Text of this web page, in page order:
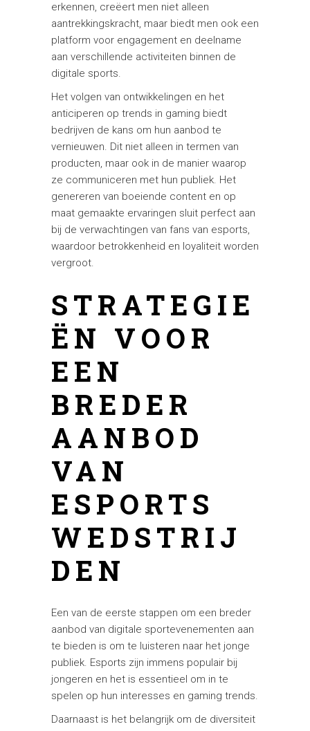
erkennen, creëert men niet alleen
aantrekkingskracht, maar biedt men ook een
platform voor engagement en deelname
aan verschillende activiteiten binnen de
digitale sports.
Het volgen van ontwikkelingen en het
anticiperen op trends in gaming biedt
bedrijven de kans om hun aanbod te
vernieuwen. Dit niet alleen in termen van
producten, maar ook in de manier waarop
ze communiceren met hun publiek. Het
genereren van boeiende content en op
maat gemaakte ervaringen sluit perfect aan
bij de verwachtingen van fans van esports,
waardoor betrokkenheid en loyaliteit worden
vergroot.
STRATEGIE
ËN VOOR
EEN
BREDER
AANBOD
VAN
ESPORTS
WEDSTRIJ
DEN
Een van de eerste stappen om een breder
aanbod van digitale sportevenementen aan
te bieden is om te luisteren naar het jonge
publiek. Esports zijn immens populair bij
jongeren en het is essentieel om in te
spelen op hun interesses en gaming trends.
Daarnaast is het belangrijk om de diversiteit